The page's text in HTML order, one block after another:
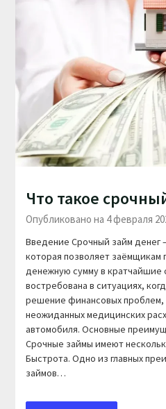
Что такое
Опубликовано на 4 февраля
Введение Срочный займ денег
которая позволяет заёмщикам
денежную сумму в кратчайшие
востребована в ситуациях,
решение финансовых проблем,
неожиданных медицинских
автомобиля. Основные
Срочные займы имеют
Быстрота. Одно из главных
займов…